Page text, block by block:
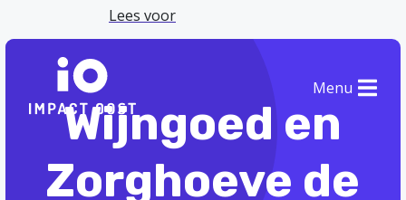
Lees voor
Menu
Wijngoed en
Zorghoeve de